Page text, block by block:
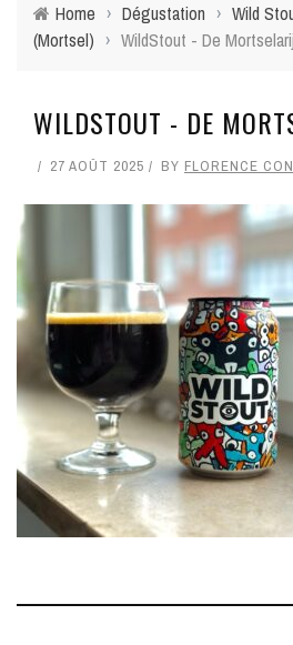
Home › Dégustation › Wild
(Mortsel) › WildStout - De Mortselarij
WILDSTOUT - DE
27 AOÛT 2025 BY FLORENCE